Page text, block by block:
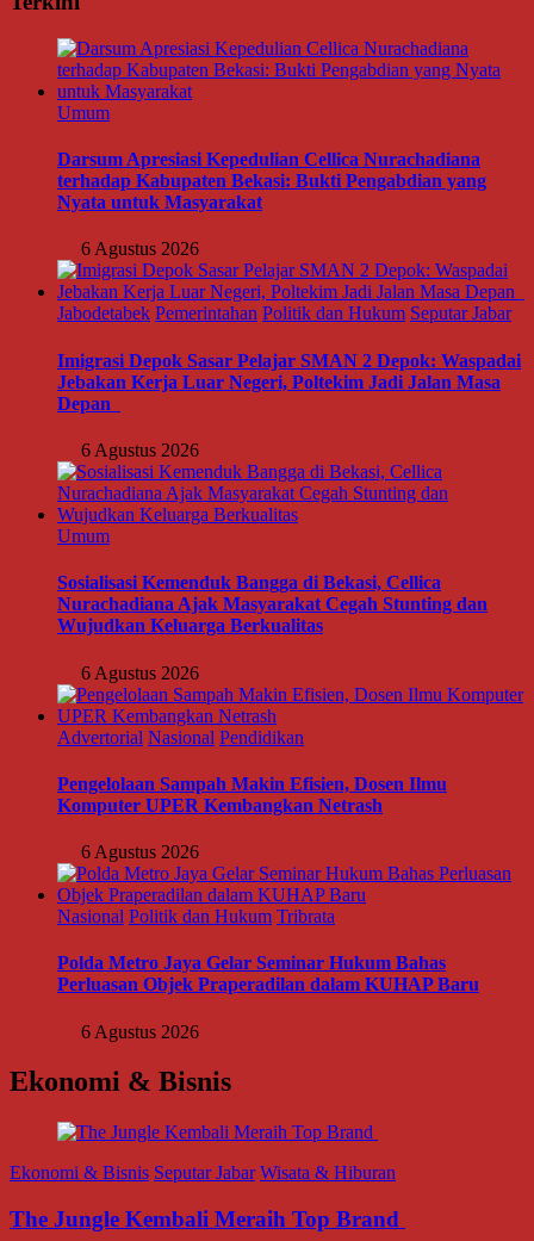
Umum
Darsum Apresiasi Kepedulian Cellica Nurachadiana
terhadap Kabupaten Bekasi: Bukti Pengabdian yang
Nyata untuk Masyarakat
6 Agustus 2026
Jabodetabek Pemerintahan Politik dan Hukum Seputar Jabar
Imigrasi Depok Sasar Pelajar SMAN 2 Depok: Waspadai
Jebakan Kerja Luar Negeri, Poltekim Jadi Jalan Masa
Depan
6 Agustus 2026
Umum
Sosialisasi Kemenduk Bangga di Bekasi, Cellica
Nurachadiana Ajak Masyarakat Cegah Stunting dan
Wujudkan Keluarga Berkualitas
6 Agustus 2026
Advertorial Nasional Pendidikan
Pengelolaan Sampah Makin Efisien, Dosen Ilmu
Komputer UPER Kembangkan Netrash
6 Agustus 2026
Nasional Politik dan Hukum Tribrata
Polda Metro Jaya Gelar Seminar Hukum Bahas
Perluasan Objek Praperadilan dalam KUHAP Baru
6 Agustus 2026
Ekonomi & Bisnis
Ekonomi & Bisnis Seputar Jabar Wisata & Hiburan
The Jungle Kembali Meraih Top Brand